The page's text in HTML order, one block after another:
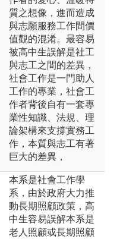
質之想像，進而造成
與志願服務工作間價
值觀的混淆。最容易
被高中生誤解是社工
與志工之間的差異，
社會工作是一門助人
工作的專業，社會工
作者背後自有一套專
業性知識、法規、理
論架構來支撐實務工
作，本質與志工有著
巨大的差異，
本系是社會工作學
系，由於政府大力推
動長期照顧政策，高
中生容易誤解本系是
老人照顧或長期照顧